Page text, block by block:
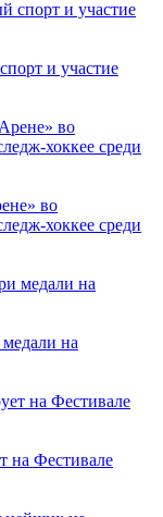
и участие
во
хоккее среди
на
на Фестивале